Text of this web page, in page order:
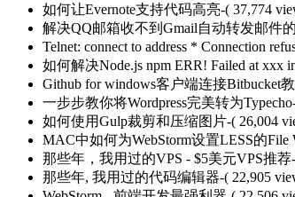
如何让Evernote支持代码高亮-( 37,774
解决QQ邮箱收不到Gmail自动转发邮件
Telnet: connect to address * Connection
如何解决Node.js npm ERR! Failed at xxx
Github for windows客户端连接Bitbucket
一步步教你将Wordpress完美转为Typecho
如何使用Gulp裁剪和压缩图片-( 26,004
MAC中如何为WebStorm设置LESS的File
那些年，我用过的VPS - $5美元VPS推荐
那些年, 我用过的代码编辑器-( 22,905